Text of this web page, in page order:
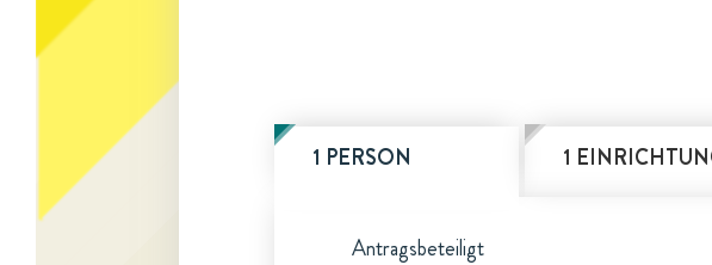
1 PERSON 1
Antragsbeteiligt